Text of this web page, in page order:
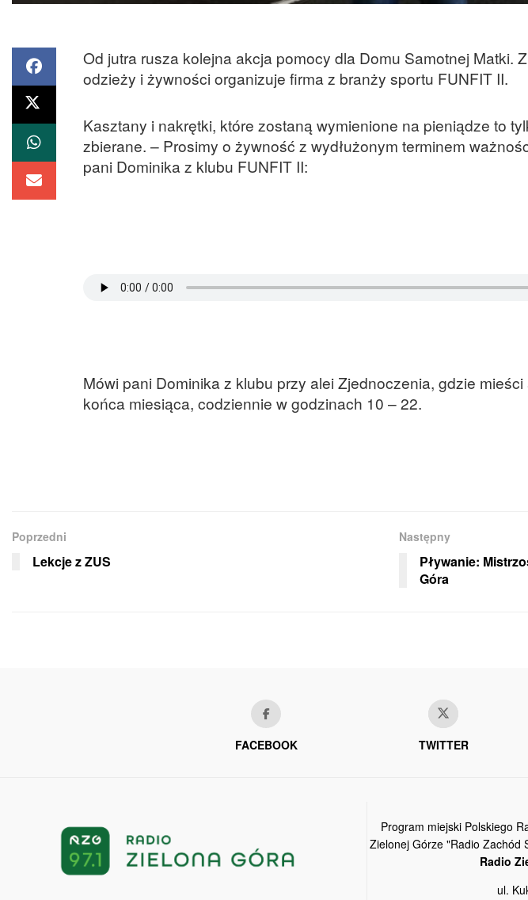
Od jutra rusza kolejna akcja pomocy dla Domu Samotnej Matki.
odzieży i żywności organizuje firma z branży sportu FUNFIT II.
Kasztany i nakrętki, które zostaną wymienione na pieniądze to
zbierane. – Prosimy o żywność z wydłużonym terminem
pani Dominika z klubu FUNFIT II:
Mówi pani Dominika z klubu przy alei Zjednoczenia, gdzie
końca miesiąca, codziennie w godzinach 10 – 22.
Poprzedni
Lekcje z ZUS
Następny
Pływanie:
Góra
FACEBOOK TWITTER
Program miejski Polskiego
Zielonej Górze "Radio Zachód
Radio
ul.